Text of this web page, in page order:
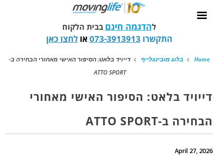
להדגמה חינם בבית הלקוח
התקשרו 073-3913913 או לחצו כאן
Home בלוג מובינגלייף
דייויד בלאט: הסיפור האישי מאחורי הבחירה ב-
ATTO SPORT
דייויד בלאט: הסיפור האישי מאחורי
הבחירה ב-ATTO SPORT
April 27, 2026